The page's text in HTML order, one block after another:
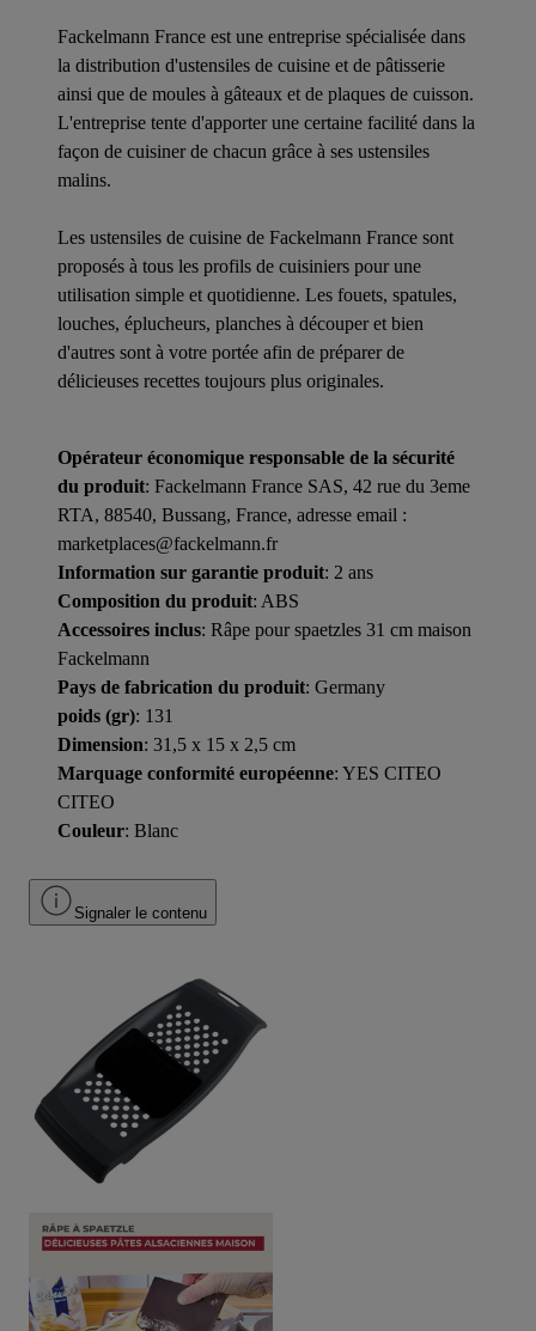
Fackelmann France est une entreprise spécialisée dans
la distribution d'ustensiles de cuisine et de pâtisserie
ainsi que de moules à gâteaux et de plaques de cuisson.
L'entreprise tente d'apporter une certaine facilité dans la
façon de cuisiner de chacun grâce à ses ustensiles
malins.
Les ustensiles de cuisine de Fackelmann France sont
proposés à tous les profils de cuisiniers pour une
utilisation simple et quotidienne. Les fouets, spatules,
louches, éplucheurs, planches à découper et bien
d'autres sont à votre portée afin de préparer de
délicieuses recettes toujours plus originales.
Opérateur économique responsable de la sécurité
du produit: Fackelmann France SAS, 42 rue du 3eme
RTA, 88540, Bussang, France, adresse email :
marketplaces@fackelmann.fr
Information sur garantie produit: 2 ans
Composition du produit: ABS
Accessoires inclus: Râpe pour spaetzles 31 cm maison
Fackelmann
Pays de fabrication du produit: Germany
poids (gr): 131
Dimension: 31,5 x 15 x 2,5 cm
Marquage conformité européenne: YES CITEO
CITEO
Couleur: Blanc
Signaler le contenu